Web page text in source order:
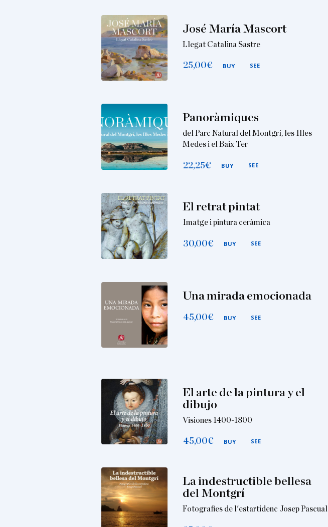
José María Mascort
Llegat Catalina Sastre
25,00€ BUY SEE
Panoràmiques
del Parc Natural del Montgrí, les Illes
Medes i el Baix Ter
22,25€ BUY SEE
El retrat pintat
Imatge i pintura ceràmica
30,00€ BUY SEE
Una mirada emocionada
45,00€ BUY SEE
El arte de la pintura y el
dibujo
Visiones 1400-1800
45,00€ BUY SEE
La indestructible bellesa
del Montgrí
Fotografies de l'estartidenc Josep Pascual